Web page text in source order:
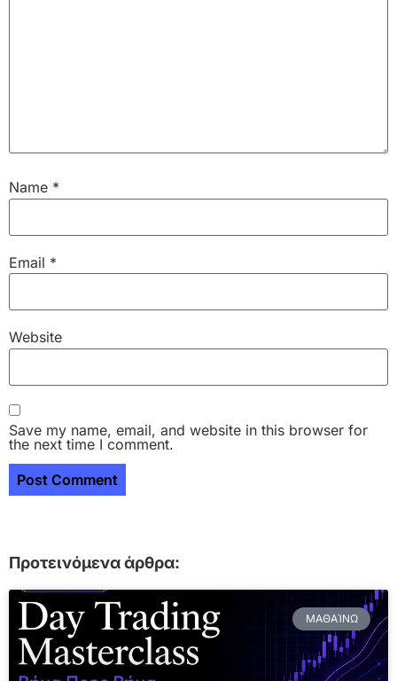
Name *
Email *
Website
Save my name, email, and website in this browser for
the next time I comment.
Προτεινόμενα άρθρα:
ΜΑΘΑΊΝΩ